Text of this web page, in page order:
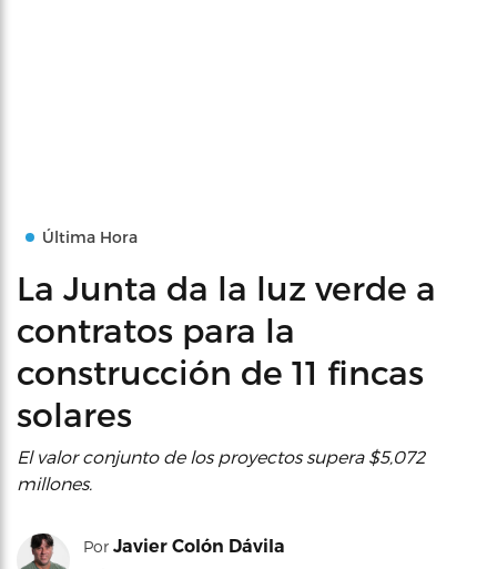
Última Hora
La Junta da la luz verde a
contratos para la
construcción de 11 fincas
solares
El valor conjunto de los proyectos supera $5,072
millones.
Por Javier Colón Dávila